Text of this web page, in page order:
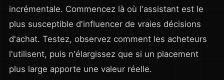
incrémentale. Commencez là où l'assistant est le
plus susceptible d'influencer de vraies décisions
d'achat. Testez, observez comment les acheteurs
l'utilisent, puis n'élargissez que si un placement
plus large apporte une valeur réelle.